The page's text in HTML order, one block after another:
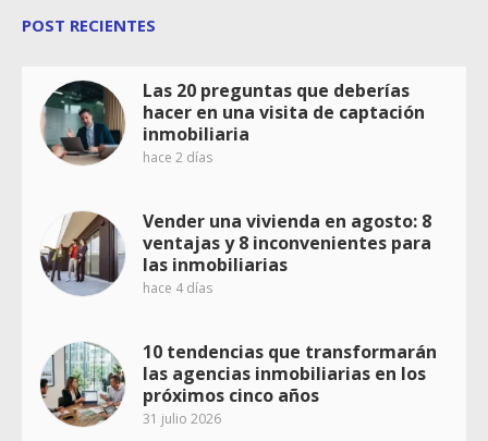
POST RECIENTES
Las 20 preguntas que deberías
hacer en una visita de captación
inmobiliaria
hace 2 días
Vender una vivienda en agosto: 8
ventajas y 8 inconvenientes para
las inmobiliarias
hace 4 días
10 tendencias que transformarán
las agencias inmobiliarias en los
próximos cinco años
31 julio 2026